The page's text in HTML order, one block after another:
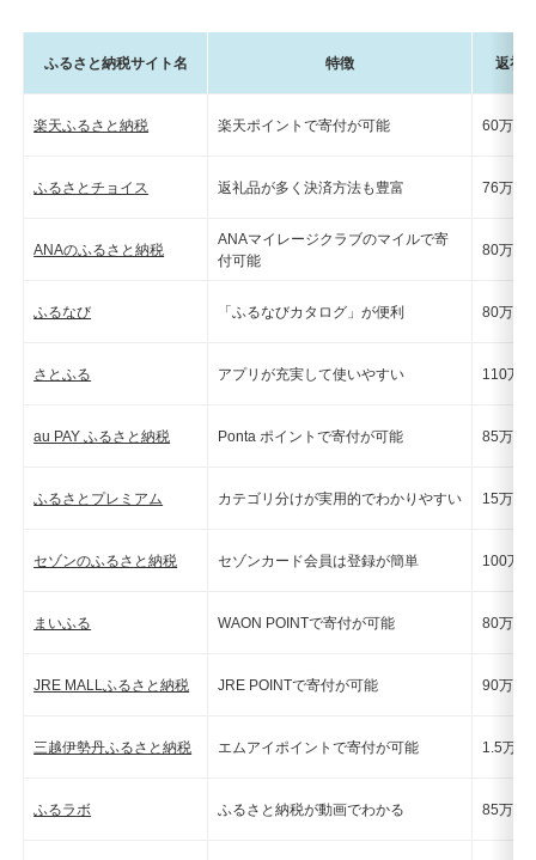
ふるさと納税サイト名 特徴 返礼
楽天ふるさと納税 楽天ポイントで寄付が可能 60万点
ふるさとチョイス 返礼品が多く決済方法も豊富 76万点
ANAのふるさと納税
ANAマイレージクラブのマイルで寄
付可能
80万点
ふるなび 「ふるなびカタログ」が便利 80万点
さとふる アプリが充実して使いやすい 110万
au PAY ふるさと納税 Ponta ポイントで寄付が可能 85万点
ふるさとプレミアム カテゴリ分けが実用的でわかりやすい 15万点
セゾンのふるさと納税 セゾンカード会員は登録が簡単 100万
まいふる WAON POINTで寄付が可能 80万点
JRE MALLふるさと納税 JRE POINTで寄付が可能 90万点
三越伊勢丹ふるさと納税 エムアイポイントで寄付が可能 1.5万点
ふるラボ ふるさと納税が動画でわかる 85万点